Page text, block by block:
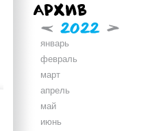
Архив
< 2022 >
январь
февраль
март
апрель
май
июнь